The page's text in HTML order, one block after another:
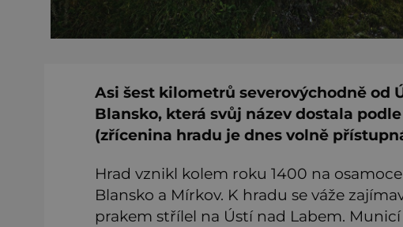
Asi šest kilometrů severovýchodně od
Blansko, která svůj název dostala
(zřícenina hradu je dnes volně
Hrad vznikl kolem roku 1400 na
Blansko a Mírkov. K hradu se váže
prakem střílel na Ústí nad Labem.